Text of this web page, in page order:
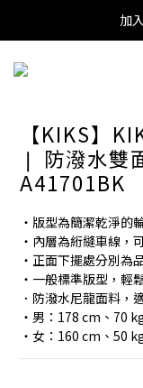
加
【KIKS】
❘ 防潑水雙
A41701BK
・版型為簡潔乾淨的
・內層為絎縫車線，
・正面下擺處分別為
・一般標準版型，輕
．防潑水尼龍面料，
・男：178 cm、70
・女：160 cm、50